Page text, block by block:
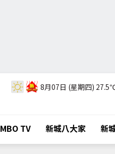
8月07日 (星期四)
MBO TV 新城八大家 新